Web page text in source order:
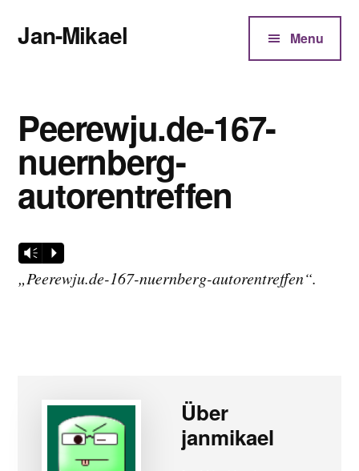
Inhalt
springen
menu
Jan-Mikael
Eder
Menu
Peerewju.de-167-
nuernberg-
autorentreffen
Audio-
Player
Vm P
„Peerewju.de-167-nuernberg-autorentreffen“.
Über
janmikael